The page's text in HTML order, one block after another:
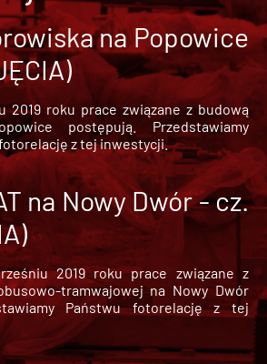
na Popowice
2019 roku prace związane z budową
postępują. Przedstawiamy
z tej inwestycji.
na Nowy Dwór - cz.
2019 roku prace związane z
tramwajowej na Nowy Dwór
Państwu fotorelację z tej